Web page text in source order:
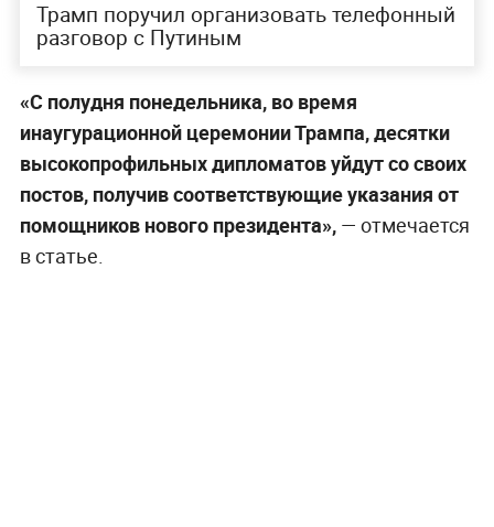
Трамп поручил организовать телефонный
разговор с Путиным
«С полудня понедельника, во время
инаугурационной церемонии Трампа, десятки
высокопрофильных дипломатов уйдут со своих
постов, получив соответствующие указания от
помощников нового президента», — отмечается
в статье.